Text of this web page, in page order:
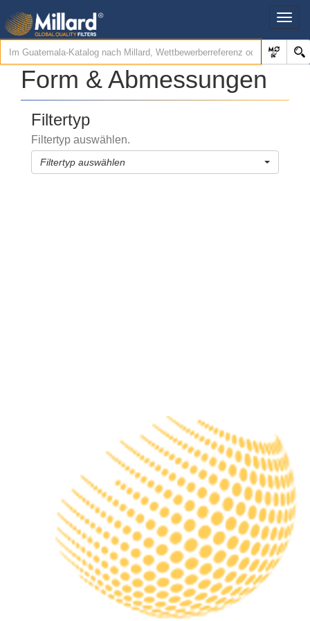
Form & Abmessungen
Filtertyp
Filtertyp auswählen.
Filtertyp auswählen